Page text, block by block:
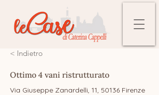
< Indietro
Ottimo 4 vani ristrutturato
Via Giuseppe Zanardelli, 11, 50136 Firenze